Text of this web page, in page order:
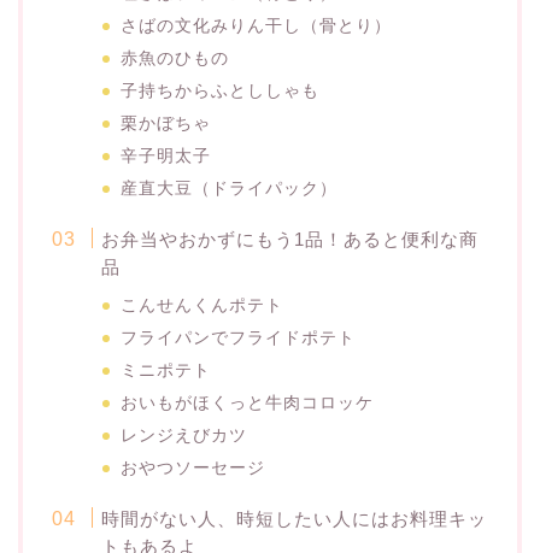
さばの文化みりん干し（骨とり）
赤魚のひもの
子持ちからふとししゃも
栗かぼちゃ
辛子明太子
産直大豆（ドライパック）
お弁当やおかずにもう1品！あると便利な商
品
こんせんくんポテト
フライパンでフライドポテト
ミニポテト
おいもがほくっと牛肉コロッケ
レンジえびカツ
おやつソーセージ
時間がない人、時短したい人にはお料理キッ
トもあるよ